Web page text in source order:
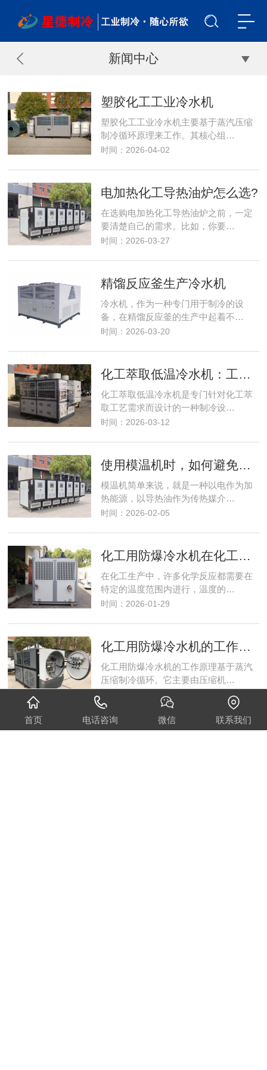
新闻中心
塑胶化工工业冷水机
塑胶化工工业冷水机主要基于蒸汽压缩
制冷循环原理来工作。其核心组…
时间：2026-04-02
电加热化工导热油炉怎么选?
在选购电加热化工导热油炉之前，一定
要清楚自己的需求。比如，你要…
时间：2026-03-27
精馏反应釜生产冷水机
冷水机，作为一种专门用于制冷的设
备，在精馏反应釜的生产中起着不…
时间：2026-03-20
化工萃取低温冷水机：工业领域的关键制冷设备
化工萃取低温冷水机是专门针对化工萃
取工艺需求而设计的一种制冷设…
时间：2026-03-12
使用模温机时，如何避免温度波动对产品质量的影响
模温机简单来说，就是一种以电作为加
热能源，以导热油作为传热媒介…
时间：2026-02-05
化工用防爆冷水机在化工生产中的重要作用
在化工生产中，许多化学反应都需要在
特定的温度范围内进行，温度的…
时间：2026-01-29
化工用防爆冷水机的工作原理与结构特点是怎样的？
化工用防爆冷水机的工作原理基于蒸汽
压缩制冷循环。它主要由压缩机…
时间：2026-01-21
首页 电话咨询 微信 联系我们